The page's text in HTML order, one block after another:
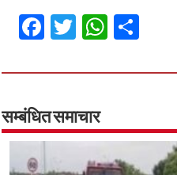
Fa
ce
b
o
o
k
T
wi
tt
er
W
h
at
p
p
ar
सम्बंधित समाचार